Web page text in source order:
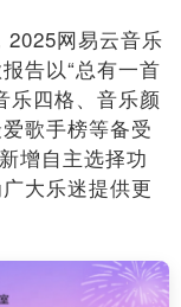
2025网易云音乐
告以“总有一首
乐四格、音乐颜
歌手榜等备受
增自主选择功
大乐迷提供更